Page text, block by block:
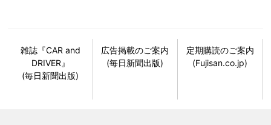
雑誌『CAR and
DRIVER』
(毎日新聞出版)
広告掲載のご案内
(毎日新聞出版)
定期購読のご案内
(Fujisan.co.jp)